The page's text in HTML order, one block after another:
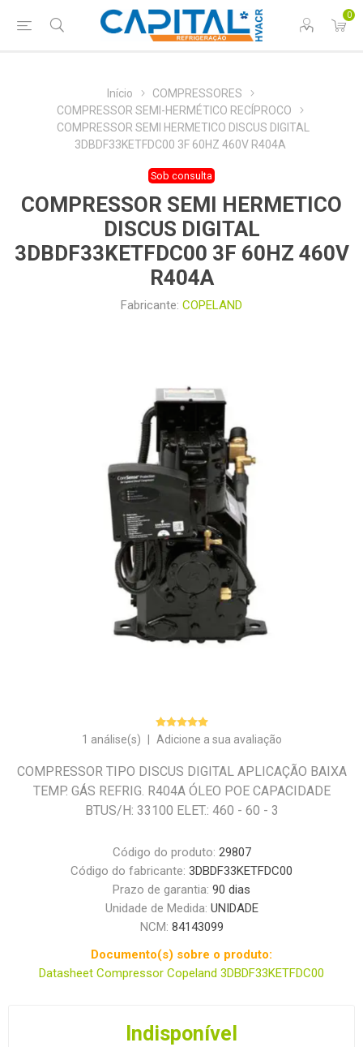
0
Início
COMPRESSORES
COMPRESSOR SEMI-HERMÉTICO RECÍPROCO
COMPRESSOR SEMI HERMETICO DISCUS DIGITAL
3DBDF33KETFDC00 3F 60HZ 460V R404A
Sob consulta
COMPRESSOR SEMI HERMETICO
DISCUS DIGITAL
3DBDF33KETFDC00 3F 60HZ 460V
R404A
Fabricante: COPELAND
1 análise(s) Adicione a sua avaliação
COMPRESSOR TIPO DISCUS DIGITAL APLICAÇÃO BAIXA
TEMP. GÁS REFRIG. R404A ÓLEO POE CAPACIDADE
BTUS/H: 33100 ELET.: 460 - 60 - 3
Código do produto: 29807
Código do fabricante: 3DBDF33KETFDC00
Prazo de garantia: 90 dias
Unidade de Medida: UNIDADE
NCM: 84143099
Documento(s) sobre o produto:
Datasheet Compressor Copeland 3DBDF33KETFDC00
Indisponível